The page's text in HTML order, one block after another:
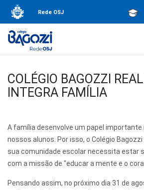
Rede OSJ
COLÉGIO BAGOZZI
INTEGRA FAMÍLIA
A família desenvolve um papel importante
nossos alunos. Por isso, o Colégio
sua comunidade escolar necessita estar
com a missão de "educar a mente e o
Pensando assim, no próximo dia 31 de